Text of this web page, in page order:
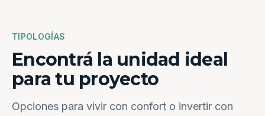
TIPOLOGÍAS
Encontrá la unidad ideal
para tu proyecto
Opciones para vivir con confort o invertir con